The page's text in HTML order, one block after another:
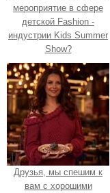
мероприятие в сфере
детской Fashion -
индустрии Kids Summer
Show?
Друзья, мы спешим к
вам с хорошими